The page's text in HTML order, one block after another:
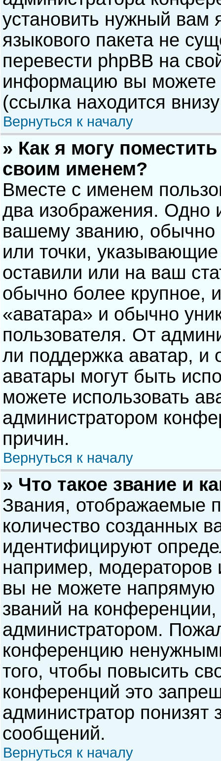
установить нужный вам
языкового пакета не
перевести phpBB на
информацию вы можете
(ссылка находится
Вернуться к началу
» Как я могу
своим именем?
Вместе с именем
два изображения. Одно
вашему званию, обычно
или точки,
оставили или на ваш
обычно более крупное,
«аватара» и обычно
пользователя. От
ли поддержка аватар, и
аватары могут быть
можете использовать
администратором
причин.
Вернуться к началу
» Что такое звание и
Звания, отображаемые
количество созданных
идентифицируют
например,
вы не можете напрямую
званий на
администратором.
конференцию
того, чтобы повысить
конференций это
администратор понизят
сообщений.
Вернуться к началу